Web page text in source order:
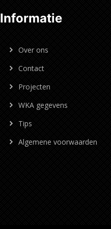
Informatie
Over ons
Contact
Projecten
WKA gegevens
Tips
Algemene voorwaarden